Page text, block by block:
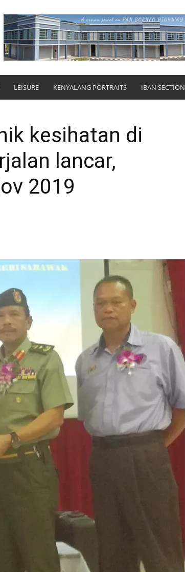
LEISURE KENYALANG PORTRAITS IBAN SECTION
kesihatan di
lancar,
2019